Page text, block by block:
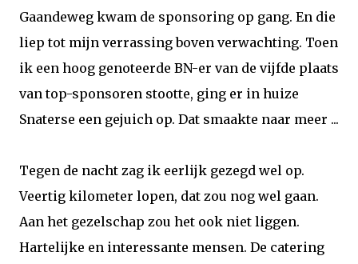
Gaandeweg kwam de sponsoring op gang. En die
liep tot mijn verrassing boven verwachting. Toen
ik een hoog genoteerde BN-er van de vijfde plaats
van top-sponsoren stootte, ging er in huize
Snaterse een gejuich op. Dat smaakte naar meer ...
Tegen de nacht zag ik eerlijk gezegd wel op.
Veertig kilometer lopen, dat zou nog wel gaan.
Aan het gezelschap zou het ook niet liggen.
Hartelijke en interessante mensen. De catering